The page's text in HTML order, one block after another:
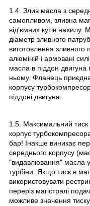
1.4. Злив масла з
самопливом, зливна
від'ємних кутів нахилу.
діаметр зливного
виготовлення зливного
алюміній і армовані
масла в піддон
ньому. Фланець
корпусу
піддоні двигуна.
1.5. Максимальний
корпус
бар! Інакше виникає
середнього корпусу
"видавлювання" масла у
турбіни. Якщо тиск в
використовувати
переріз магістралі
можливе значення